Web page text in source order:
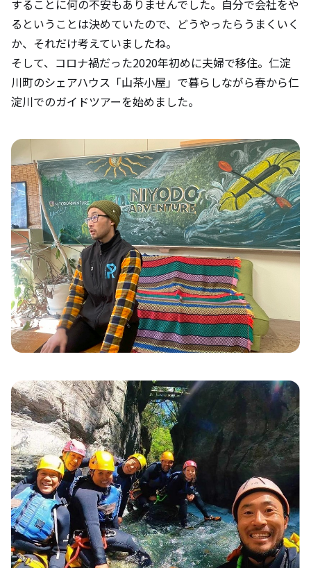
することに何の不安もありませんでした。自分で会社をや
るということは決めていたので、どうやったらうまくいく
か、それだけ考えていましたね。
そして、コロナ禍だった2020年初めに夫婦で移住。仁淀
川町のシェアハウス「山茶小屋」で暮らしながら春から仁
淀川でのガイドツアーを始めました。